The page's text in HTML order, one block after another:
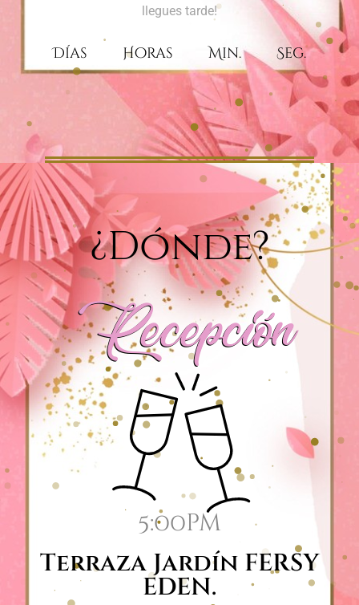
llegues tarde!
Días Horas Min. Seg.
¿Dónde?
Recepción
5:00pm
Terraza Jardín FERSY
EDEN.